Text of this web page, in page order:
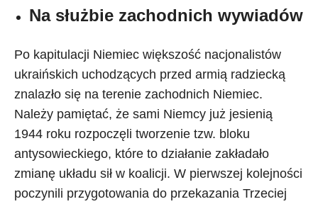
Na służbie zachodnich wywiadów
Po kapitulacji Niemiec większość nacjonalistów
ukraińskich uchodzących przed armią radziecką
znalazło się na terenie zachodnich Niemiec.
Należy pamiętać, że sami Niemcy już jesienią
1944 roku rozpoczęli tworzenie tzw. bloku
antysowieckiego, które to działanie zakładało
zmianę układu sił w koalicji. W pierwszej kolejności
poczynili przygotowania do przekazania Trzeciej